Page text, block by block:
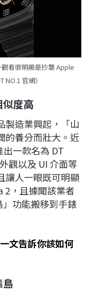
看很明顯是抄襲 Apple
官網）
度高
製造業興起，「山
的養分而壯大。近
出一款名為 DT
觀以及 UI 介面等
讓人一眼既可明顯
，且據聞該業者
功能搬移到手錶
文告訴你該如何
島